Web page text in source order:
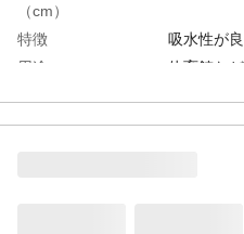
（cm）
特徴
吸水性が
用途
体育館な